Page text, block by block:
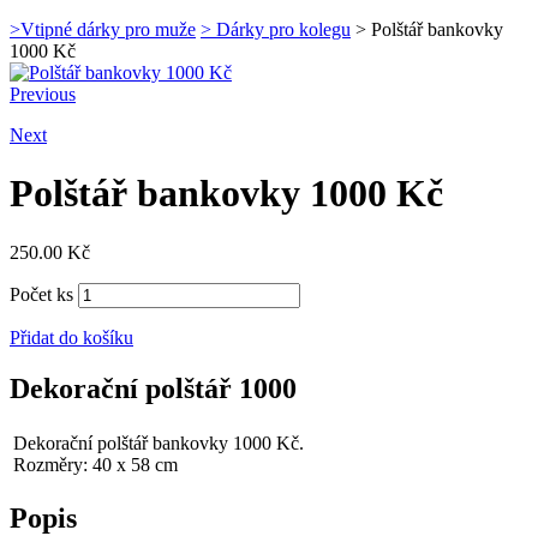
>Vtipné dárky pro muže > Dárky pro kolegu > Polštář bankovky
1000 Kč
Previous
Next
Polštář bankovky 1000 Kč
250.00 Kč
Počet ks
Přidat do košíku
Dekorační polštář 1000
Dekorační polštář bankovky 1000 Kč.
Rozměry: 40 x 58 cm
Popis